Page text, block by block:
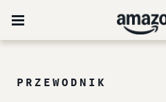
PRZEWODNIK